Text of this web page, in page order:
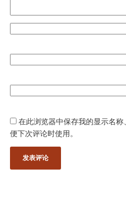
在此浏览器中保存我的显示名
便下次评论时使用。